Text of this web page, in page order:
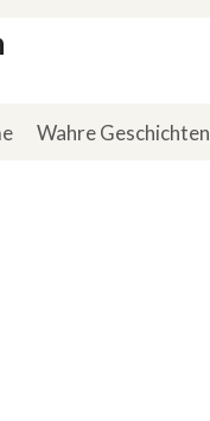
Wahre Geschichten